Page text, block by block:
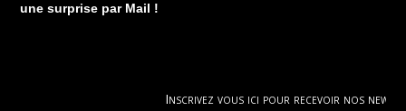
une surprise par Mail !
Inscrivez vous ici pour recevoir nos news